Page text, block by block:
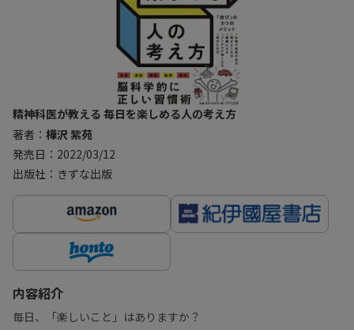
精神科医が教える 毎日を楽しめる人の考え方
著者： 樺沢 紫苑
発売日：2022/03/12
出版社：きずな出版
内容紹介
毎日、「楽しいこと」はありますか？